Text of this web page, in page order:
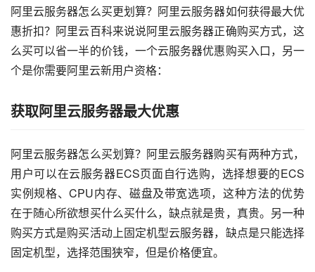
阿里云服务器怎么买更划算？阿里云服务器如何获得最大优
惠折扣？阿里云百科来说说阿里云服务器正确购买方式，这
么买可以省一半的价钱，一个云服务器优惠购买入口，另一
个是你需要阿里云新用户资格：
获取阿里云服务器最大优惠
阿里云服务器怎么买划算？阿里云服务器购买有两种方式，
用户可以在云服务器ECS页面自行选购，选择想要的ECS
实例规格、CPU内存、磁盘及带宽选项，这种方法的优势
在于随心所欲想买什么买什么，缺点就是贵，真贵。另一种
购买方式是购买活动上固定机型云服务器，缺点是只能选择
固定机型，选择范围狭窄，但是价格便宜。